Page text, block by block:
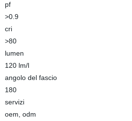
pf
>0.9
cri
>80
lumen
120 lm/l
angolo del fascio
180
servizi
oem, odm